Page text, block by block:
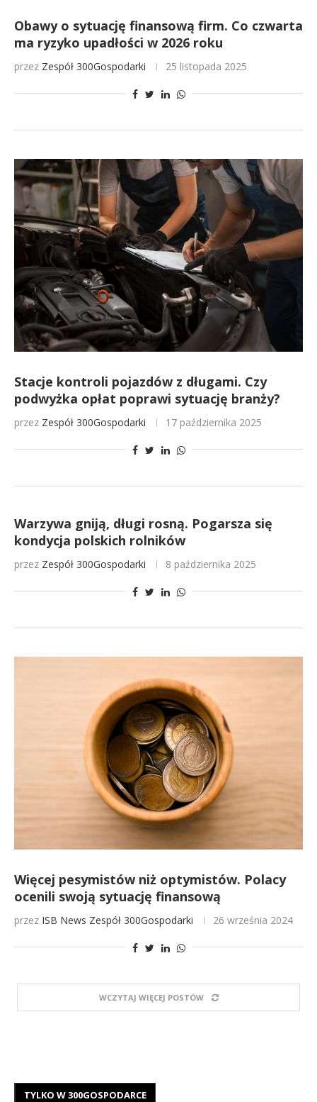
Obawy o sytuację finansową firm. Co czwarta
ma ryzyko upadłości w 2026 roku
przez Zespół 300Gospodarki 25 listopada 2025
Stacje kontroli pojazdów z długami. Czy
podwyżka opłat poprawi sytuację branży?
przez Zespół 300Gospodarki 17 października 2025
Warzywa gniją, długi rosną. Pogarsza się
kondycja polskich rolników
przez Zespół 300Gospodarki 8 października 2025
Więcej pesymistów niż optymistów. Polacy
ocenili swoją sytuację finansową
przez ISB News Zespół 300Gospodarki 26 września 2024
WCZYTAJ WIĘCEJ POSTÓW
TYLKO W 300GOSPODARCE